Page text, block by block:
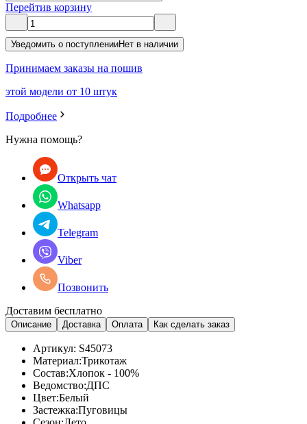
Перейтив корзину
Уведомить о поступленииНет в наличии
Принимаем заказы на пошив
этой модели от 10 штук
Подробнее
Нужна помощь?
Открыть чат
Whatsapp
Telegram
Viber
Позвонить
Доставим бесплатно
Описание Доставка Оплата Как сделать заказ
Артикул: S45073
Материал:Трикотаж
Состав:Хлопок - 100%
Ведомство:ДПС
Цвет:Белый
Застежка:Пуговицы